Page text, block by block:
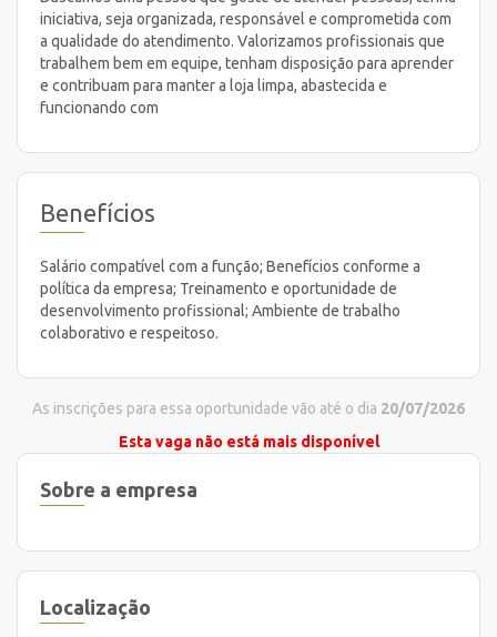
iniciativa, seja organizada, responsável e comprometida com
a qualidade do atendimento. Valorizamos profissionais que
trabalhem bem em equipe, tenham disposição para aprender
e contribuam para manter a loja limpa, abastecida e
funcionando com
Benefícios
Salário compatível com a função; Benefícios conforme a
política da empresa; Treinamento e oportunidade de
desenvolvimento profissional; Ambiente de trabalho
colaborativo e respeitoso.
As inscrições para essa oportunidade vão até o dia 20/07/2026
Esta vaga não está mais disponível
Sobre a empresa
Localização